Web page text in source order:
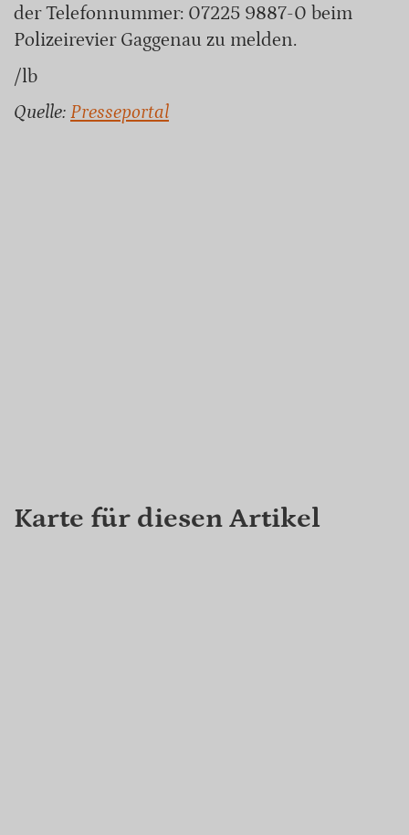
der Telefonnummer: 07225 9887-0 beim
Polizeirevier Gaggenau zu melden.
/lb
Quelle: Presseportal
Karte für diesen Artikel